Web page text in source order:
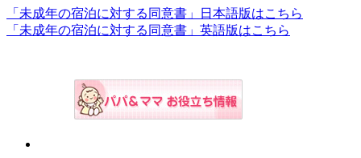
「未成年の宿泊に対する同意書」日本語版はこちら
「未成年の宿泊に対する同意書」英語版はこちら